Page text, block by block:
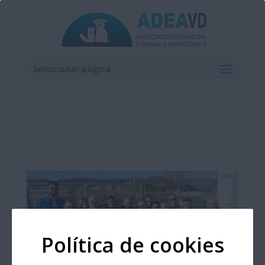
Política de cookies